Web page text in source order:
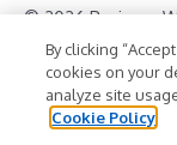
© 2026 Business
Privacy Policy
Terms of Use
By clicking
cookies on your
analyze site
Cookie Policy